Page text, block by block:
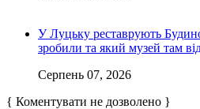
У Луцьку реставрують
зробили та який музей там
Серпень 07, 2026
{ Коментувати не дозволено }